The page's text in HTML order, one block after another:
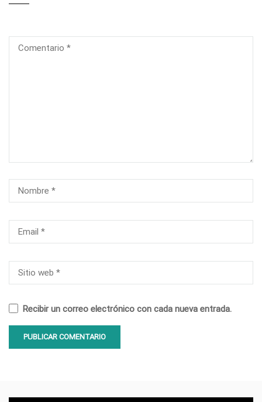
Recibir un correo electrónico con cada nueva entrada.